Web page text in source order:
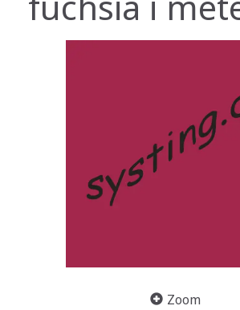
Zoom